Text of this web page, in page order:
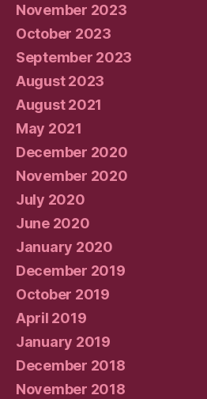
November 2023
October 2023
September 2023
August 2023
August 2021
May 2021
December 2020
November 2020
July 2020
June 2020
January 2020
December 2019
October 2019
April 2019
January 2019
December 2018
November 2018